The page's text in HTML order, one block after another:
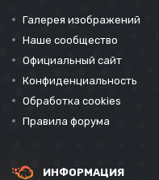
Галерея изображений
Наше сообщество
Официальный сайт
Конфиденциальность
Обработка cookies
Правила форума
ИНФОРМАЦИЯ